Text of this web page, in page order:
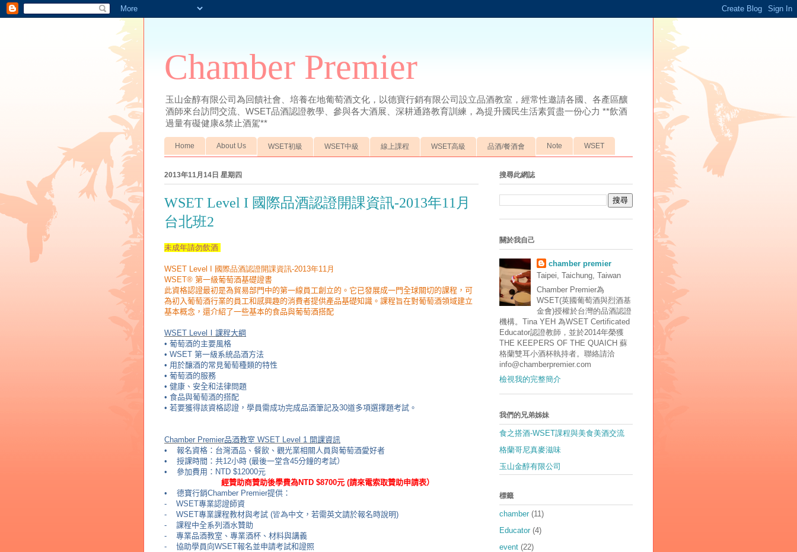
Chamber Premier
玉山金醇有限公司為回饋社會、培養在地葡萄酒文化，以德寶行銷有限公司設立品酒教室，經常性邀請各國、各產區釀
酒師來台訪問交流、WSET品酒認證教學、參與各大酒展、深耕通路教育訓練，為提升國民生活素質盡一份心力 **飲酒
過量有礙健康&禁止酒駕**
Home About Us WSET初級 WSET中級 線上課程 WSET高級 品酒/餐酒會 Note WSET
2013年11月14日 星期四
WSET Level I 國際品酒認證開課資訊-2013年11月
台北班2
未成年請勿飲酒
WSET Level I 國際品酒認證開課資訊-2013年11月
WSET® 第一級葡萄酒基礎證書
此資格認證最初是為貿易部門中的第一線員工創立的。它已發展成一門全球關切的課程，可
為初入葡萄酒行業的員工和感興趣的消費者提供產品基礎知識。課程旨在對葡萄酒領域建立
基本概念，還介紹了一些基本的食品與葡萄酒搭配
WSET Level
課程大綱
• 葡萄酒的主要風格
• WSET 第一級系統品酒方法
• 用於釀酒的常見葡萄種類的特性
• 葡萄酒的服務
• 健康、安全和法律問題
• 食品與葡萄酒的搭配
• 若要獲得該資格認證，學員需成功完成品酒筆記及30道多項選擇題考試。
Chamber Premier品酒教室 WSET Level 1 開課資訊
• 報名資格：台灣酒品、餐飲、觀光業相關人員與葡萄酒愛好者
• 授課時間：共12小時 (最後一堂含45分鐘的考試）
• 參加費用： NTD $12000元
經贊助商贊助後學費為NTD $8700元 (請來電索取贊助申請表）
• 德寶行銷Chamber Premier提供：
- WSET專業認證師資
- WSET專業課程教材與考試 (皆為中文，若需英文請於報名時說明)
- 課程中全系列酒水贊助
- 專業品酒教室、專業酒杯、材料與講義
- 協助學員向WSET報名並申請考試和證照
搜尋此網誌
關於我自己
chamber premier
Taipei, Taichung, Taiwan
Chamber Premier為
WSET(英國葡萄酒與烈酒基
金會)授權於台灣的品酒認證
機構。Tina YEH 為WSET Certificated
Educator認證教師，並於2014年榮獲
THE KEEPERS OF THE QUAICH 蘇
格蘭雙耳小酒杯執持者。聯絡請洽
info@chamberpremier.com
檢視我的完整簡介
我們的兄弟姊妹
食之搭酒-WSET課程與美食美酒交流
格蘭哥尼真麥滋味
玉山金醇有限公司
標籤
chamber (11)
Educator (4)
event (22)